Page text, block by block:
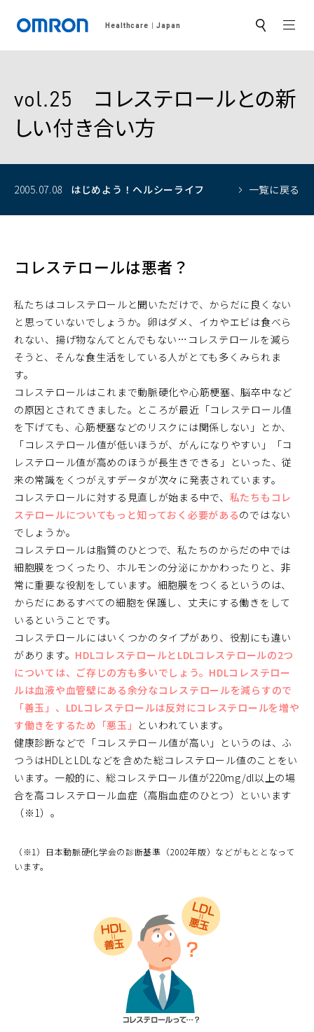
Healthcare Japan サ
ト
vol.25 コレステロールとの新
しい付き合い方
2005.07.08 はじめよう！ ヘルシーライフ 一覧に戻る
コレステロールは悪者？
私たちはコレステロールと聞いただけで、からだに良くない
と思っていないでしょうか。卵はダメ、イカやエビは食べら
れない、揚げ物なんてとんでもない…コレステロールを減ら
そうと、そんな食生活をしている人がとても多くみられま
す。
コレステロールはこれまで動脈硬化や心筋梗塞、脳卒中など
の原因とされてきました。ところが最近「コレステロール値
を下げても、心筋梗塞などのリスクには関係しない」とか、
「コレステロール値が低いほうが、がんになりやすい」「コ
レステロール値が高めのほうが長生きできる」といった、従
来の常識をくつがえすデータが次々に発表されています。
コレステロールに対する見直しが始まる中で、 私たちもコレ
ステロールについてもっと知っておく必要があるのではない
でしょうか。
コレステロールは脂質のひとつで、私たちのからだの中では
細胞膜をつくったり、ホルモンの分泌にかかわったりと、非
常に重要な役割をしています。細胞膜をつくるというのは、
からだにあるすべての細胞を保護し、丈夫にする働きをして
いるということです。
コレステロールにはいくつかのタイプがあり、役割にも違い
があります。 HDLコレステロールとLDLコレステロールの2つ
については、ご存じの方も多いでしょう。HDLコレステロー
ルは血液や血管壁にある余分なコレステロールを減らすので
「善玉」、LDLコレステロールは反対にコレステロールを増や
す働きをするため「悪玉」 といわれています。
健康診断などで「コレステロール値が高い」というのは、ふ
つうはHDLとLDLなどを含めた総コレステロール値のことをい
います。一般的に、総コレステロール値が220mg/dl以上の場
合を高コレステロール血症（高脂血症のひとつ）といいます
（※1）。
（※1）日本動脈硬化学会の診断基準（2002年版）などがもととなって
います。